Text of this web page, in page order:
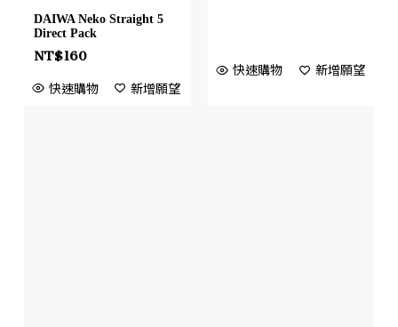
DAIWA Neko Straight 5
Direct Pack
NT$160
快速購物 新增願望
快速購物 新增願望